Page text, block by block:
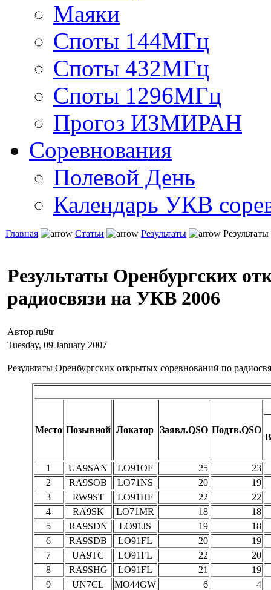
Маяки
Споты 144МГц
Споты 432МГц
Споты 1296МГц
Прогоз ИЗМИРАН
Соревнования
Полевой День
Календарь УКВ
Главная Статьи Результаты
Результаты Оренбургских
радиосвязи на УКВ 2006
Автор ru9tr
Tuesday, 09 January 2007
Результаты Оренбургских открытых соревнований по
Место Позывной Локатор Заявл.QSO Подтв.QSO
1 UA9SAN LO91OF 25
23
2
RA9SOB LO71NS 20
19
3
RW9ST LO91HF 22
22
4
RA9SK LO71MR 18
18
5
RA9SDN LO91JS 19
18
6
RA9SDB LO91FL 20
19
7
UA9TC LO91FL 22
20
8
RA9SHG LO91FL 21
19
9
UN7CL MO44GW 6
4